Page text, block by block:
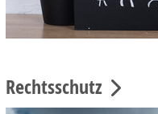
Rechtsschutz